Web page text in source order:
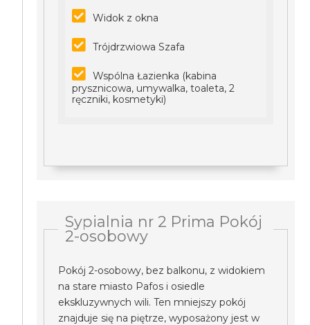
Widok z okna
Trójdrzwiowa Szafa
Wspólna Łazienka (kabina
prysznicowa, umywalka, toaleta, 2
ręczniki, kosmetyki)
Sypialnia nr 2 Prima Pokój
2-osobowy
Pokój 2-osobowy, bez balkonu, z widokiem
na stare miasto Pafos i osiedle
ekskluzywnych wili. Ten mniejszy pokój
znajduje się na piętrze, wyposażony jest w